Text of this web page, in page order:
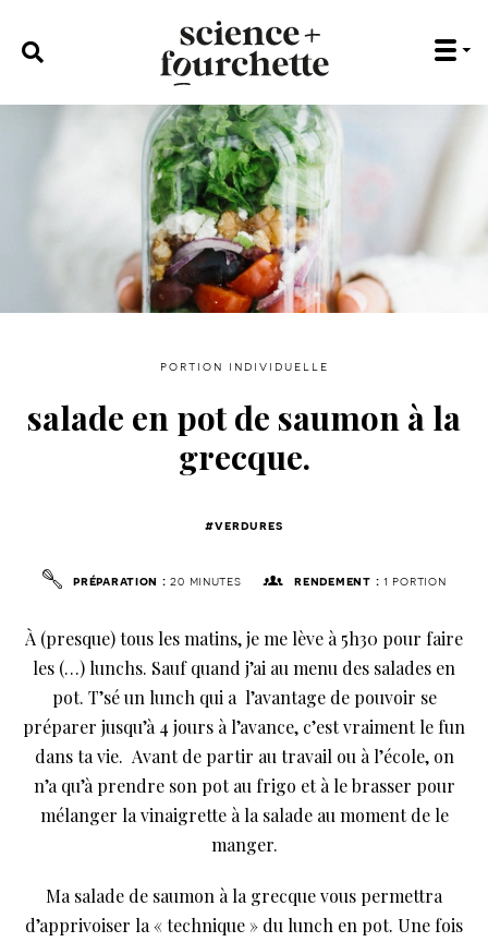
rechercher :
portion individuelle
salade en pot de saumon à la
grecque.
#verdures
préparation : 20 minutes rendement : 1 portion
À (presque) tous les matins, je me lève à 5h30 pour faire
les (…) lunchs. Sauf quand j’ai au menu des salades en
pot. T’sé un lunch qui a l’avantage de pouvoir se
préparer jusqu’à 4 jours à l’avance, c’est vraiment le fun
dans ta vie. Avant de partir au travail ou à l’école, on
n’a qu’à prendre son pot au frigo et à le brasser pour
mélanger la vinaigrette à la salade au moment de le
manger.
Ma salade de saumon à la grecque vous permettra
d’apprivoiser la « technique » du lunch en pot. Une fois